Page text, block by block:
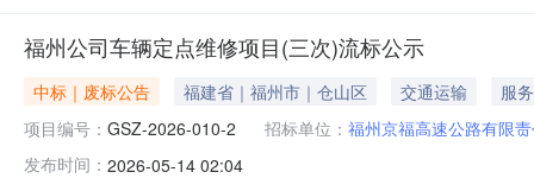
福州公司车辆定点维修项目(三次)流标公示
中标｜废标公告 福建省｜福州市｜仓山区 交通运输
服务
项目编号： GSZ-2026-010-2 招标单位： 福州京福高速公路有限
发布时间： 2026-05-14 02:04